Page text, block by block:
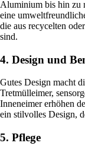
Aluminium bis hin zu
eine
die aus recycelten
sind.
4. Design und
Gutes Design macht
Tretmülleimer,
Inneneimer erhöhen
ein stilvolles Design,
5. Pflege